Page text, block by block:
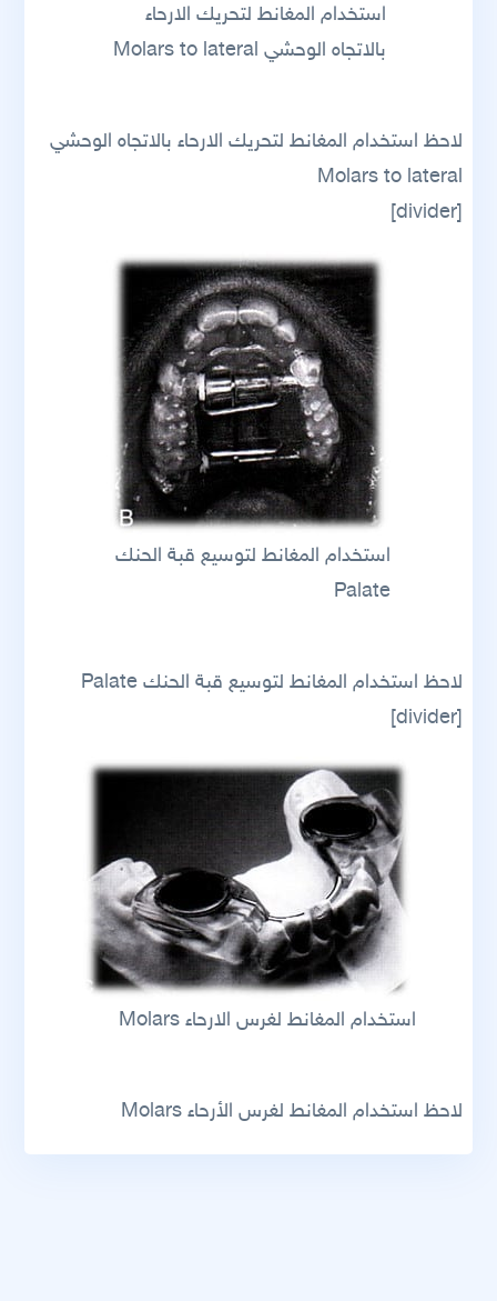
استخدام المغانط لتحريك الارحاء
بالاتجاه الوحشي Molars to lateral
لاحظ استخدام المغانط لتحريك الارحاء بالاتجاه الوحشي
Molars to lateral
[divider]
استخدام المغانط لتوسيع قبة الحنك
Palate
لاحظ استخدام المغانط لتوسيع قبة الحنك Palate
[divider]
استخدام المغانط لغرس الارحاء Molars
لاحظ استخدام المغانط لغرس الأرحاء Molars